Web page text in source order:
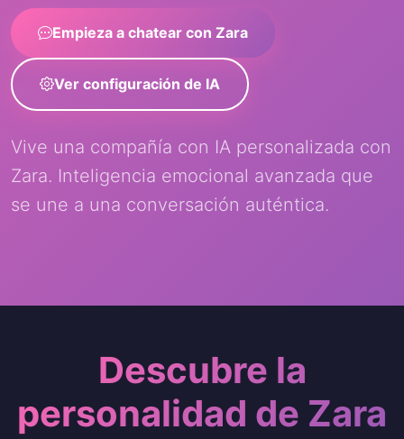
Empieza a chatear con Zara
Ver configuración de IA
Vive una compañía con IA personalizada con
Zara. Inteligencia emocional avanzada que
se une a una conversación auténtica.
Descubre la
personalidad de Zara